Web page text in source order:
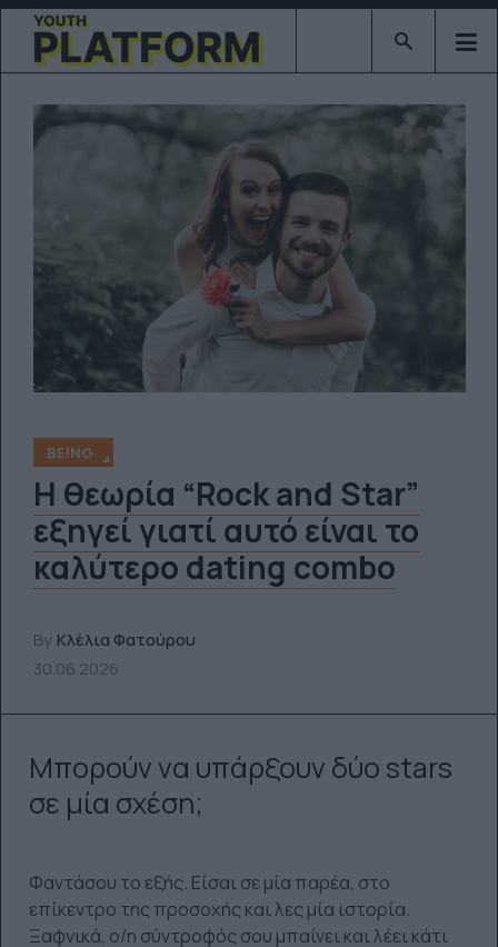
Type 2 or
BEING
Η θεωρία “Rock and Star”
εξηγεί γιατί αυτό είναι το
καλύτερο dating combo
By Κλέλια Φατούρου
30.06.2026
Μπορούν να υπάρξουν δύο stars
σε μία σχέση;
Φαντάσου το εξής. Είσαι σε μία παρέα, στο
επίκεντρο της προσοχής και λες μία ιστορία.
Ξαφνικά, ο/η σύντροφός σου μπαίνει και λέει κάτι